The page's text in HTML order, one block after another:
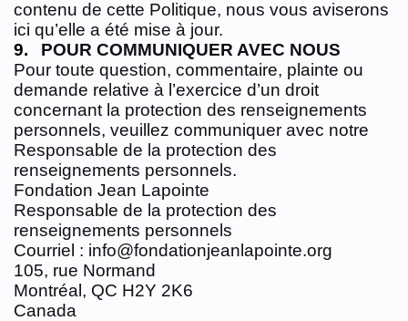
contenu de cette Politique, nous vous aviserons
ici qu’elle a été mise à jour.
POUR COMMUNIQUER AVEC NOUS
Pour toute question, commentaire, plainte ou
demande relative à l’exercice d’un droit
concernant la protection des renseignements
personnels, veuillez communiquer avec notre
Responsable de la protection des
renseignements personnels.
Fondation Jean Lapointe
Responsable de la protection des
renseignements personnels
Courriel : info@fondationjeanlapointe.org
105, rue Normand
Montréal, QC H2Y 2K6
Canada